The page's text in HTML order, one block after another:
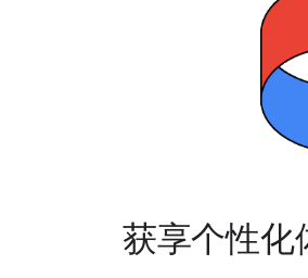
获享个性化